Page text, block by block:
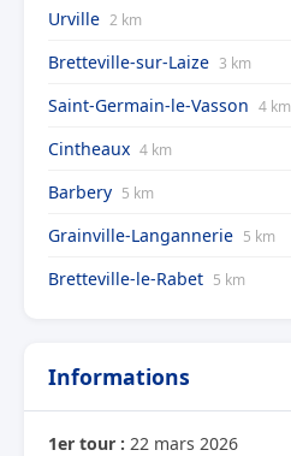
Urville 2 km
Bretteville-sur-Laize 3 km
Saint-Germain-le-Vasson 4 km
Cintheaux 4 km
Barbery 5 km
Grainville-Langannerie 5 km
Bretteville-le-Rabet 5 km
Informations
1er tour : 22 mars 2026